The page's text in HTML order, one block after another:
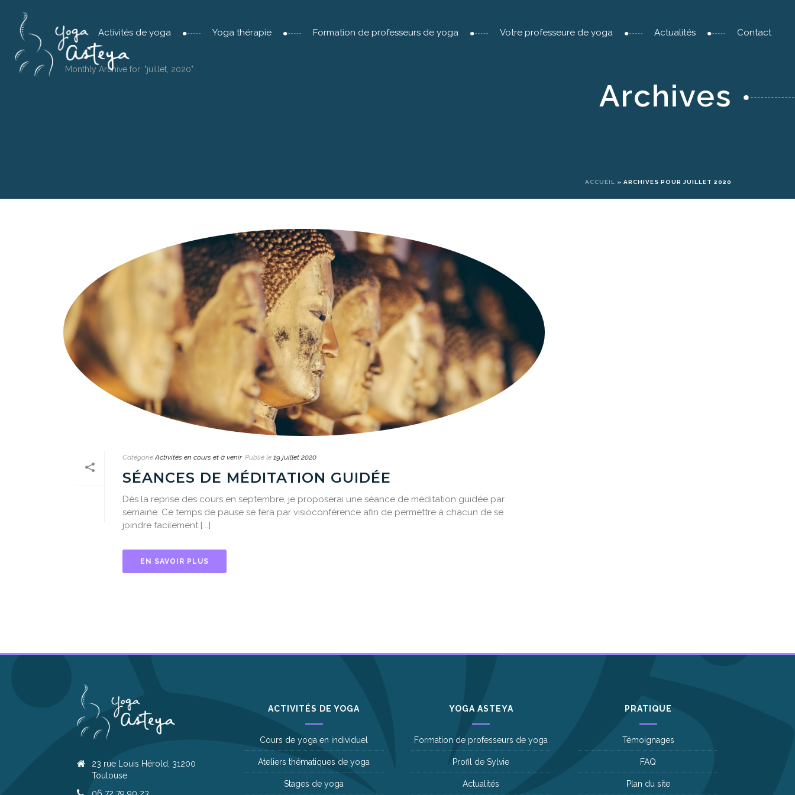
Activités de yoga Yoga thérapie Formation de professeurs de yoga Votre professeure de yoga Actualités Contact
Archives
Monthly Archive for: "juillet, 2020"
ACCUEIL » ARCHIVES POUR JUILLET 2020
Catégorie Activités en cours et à venir Publié le 19 juillet 2020
SÉANCES DE MÉDITATION GUIDÉE
Dès la reprise des cours en septembre, je proposerai une séance de méditation guidée par
semaine. Ce temps de pause se fera par visioconférence afin de permettre à chacun de se
joindre facilement [...]
EN SAVOIR PLUS
23 rue Louis Hérold, 31200
Toulouse
ACTIVITÉS DE YOGA
Cours de yoga en individuel
Ateliers thématiques de yoga
Stages de yoga
YOGA ASTEYA
Formation de professeurs de yoga
Profil de Sylvie
Actualités
PRATIQUE
Témoignages
FAQ
Plan du site